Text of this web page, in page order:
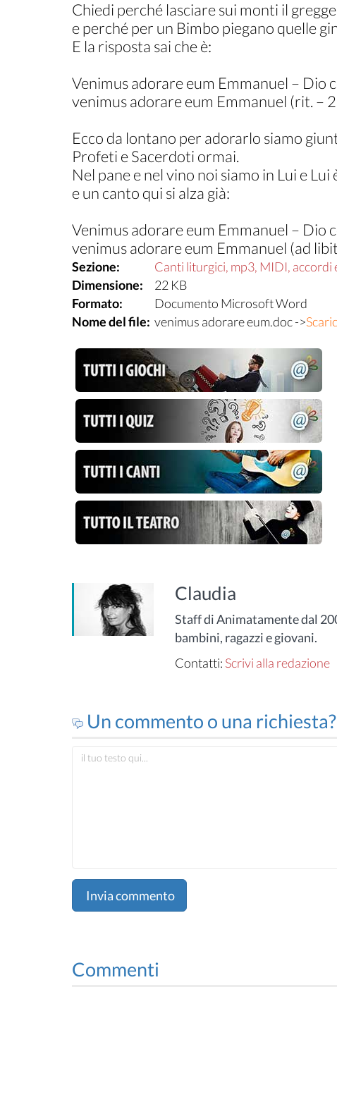
Chiedi perché lasciare sui monti il
e perché per un Bimbo piegano quelle
E la risposta sai che è:
Venimus adorare eum Emmanuel – Dio
venimus adorare eum Emmanuel (rit. –
Ecco da lontano per adorarlo siamo
Profeti e Sacerdoti ormai.
Nel pane e nel vino noi siamo in Lui e Lui
e un canto qui si alza già:
Venimus adorare eum Emmanuel – Dio
venimus adorare eum Emmanuel (ad
Sezione:
Canti liturgici, mp3, MIDI, accordi
Dimensione:
22 KB
Formato:
Documento Microsoft Word
Nome del file: venimus adorare eum.doc ->
Claudia
Staff di Animatamente dal
bambini, ragazzi e giovani.
Contatti: Scrivi alla redazione
Un commento o una richiesta?
Invia commento
Commenti